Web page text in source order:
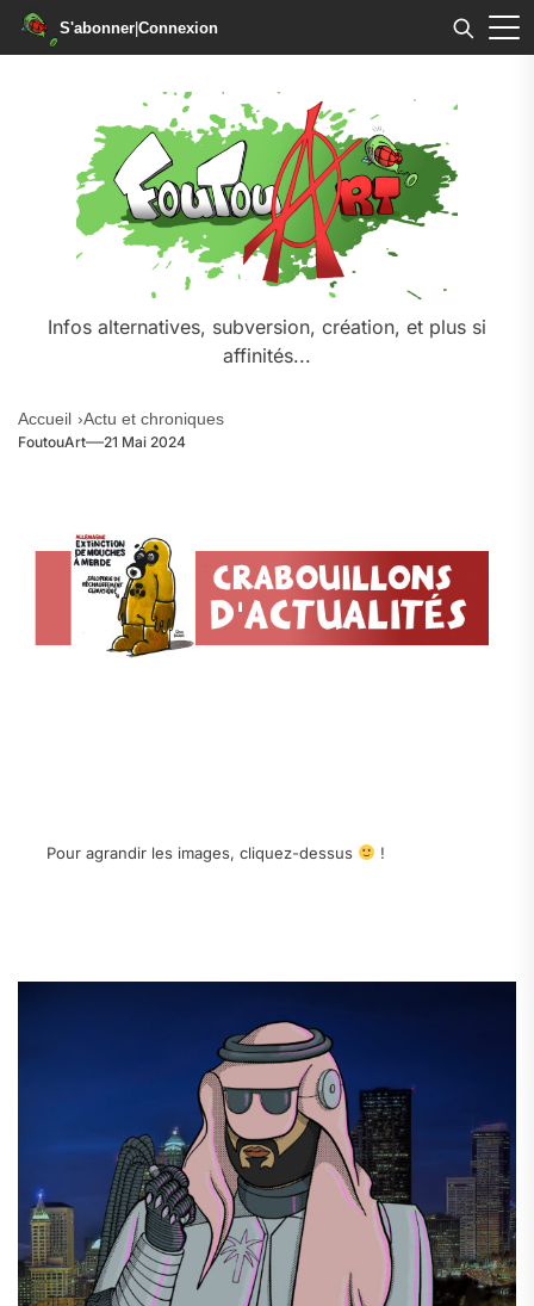
S'abonner|Connexion
Infos alternatives, subversion, création, et plus si
affinités...
Accueil Actu et chroniques
FoutouArt 21 Mai 2024
Pour agrandir les images, cliquez-dessus !